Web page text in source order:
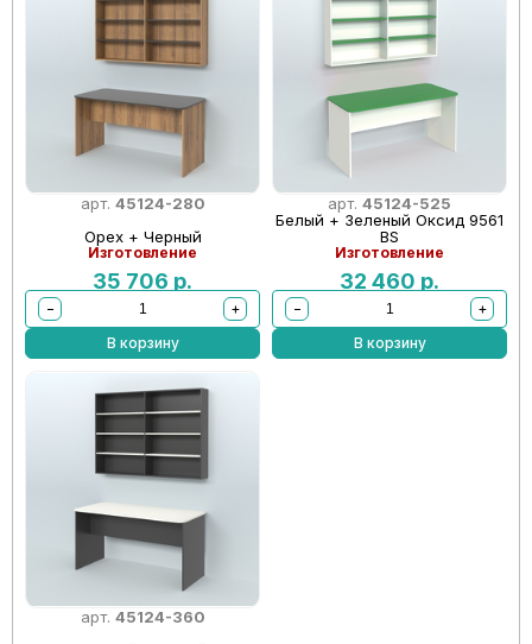
арт. 45124-280
Орех + Черный
Изготовление
35 706 р.
−
+
В корзину
арт. 45124-525
Белый + Зеленый Оксид 9561
BS
Изготовление
32 460 р.
−
+
В корзину
арт. 45124-360